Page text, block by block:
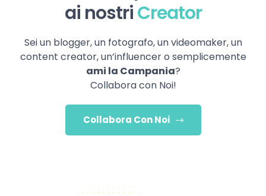
ai nostriCreator
Sei un blogger, un fotografo, un videomaker, un
content creator, un’influencer o semplicemente
ami la Campania?
Collabora con Noi!
Collabora Con Noi